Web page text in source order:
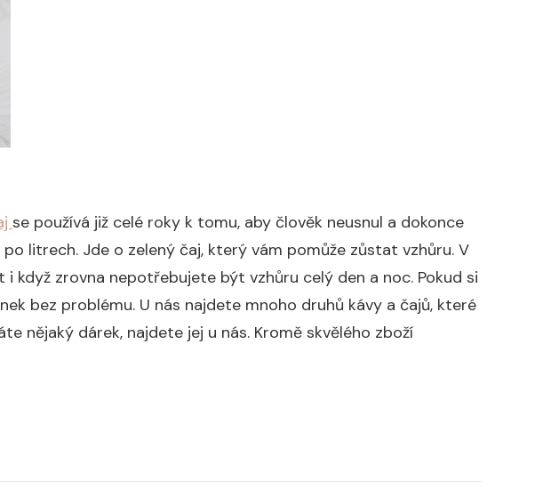
se používá již celé roky k tomu, aby člověk neusnul a dokonce
litrech. Jde o zelený čaj, který vám pomůže zůstat vzhůru. V
když zrovna nepotřebujete být vzhůru celý den a noc. Pokud si
bez problému. U nás najdete mnoho druhů kávy a čajů, které
nějaký dárek, najdete jej u nás. Kromě skvělého zboží